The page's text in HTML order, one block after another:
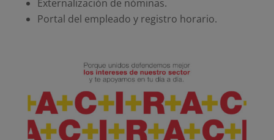
Externalización de nóminas.
Portal del empleado y registro horario.